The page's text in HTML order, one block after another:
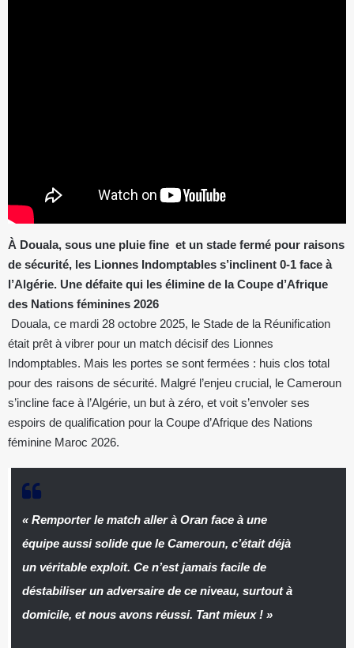
À Douala, sous une pluie fine et un stade fermé pour raisons
de sécurité, les Lionnes Indomptables s’inclinent 0-1 face à
l’Algérie. Une défaite qui les élimine de la Coupe d’Afrique
des Nations féminines 2026
Douala, ce mardi 28 octobre 2025, le Stade de la Réunification
était prêt à vibrer pour un match décisif des Lionnes
Indomptables. Mais les portes se sont fermées : huis clos total
pour des raisons de sécurité. Malgré l’enjeu crucial, le Cameroun
s’incline face à l’Algérie, un but à zéro, et voit s’envoler ses
espoirs de qualification pour la Coupe d’Afrique des Nations
féminine Maroc 2026.
« Remporter le match aller à Oran face à une
équipe aussi solide que le Cameroun, c’était déjà
un véritable exploit. Ce n’est jamais facile de
déstabiliser un adversaire de ce niveau, surtout à
domicile, et nous avons réussi. Tant mieux ! »